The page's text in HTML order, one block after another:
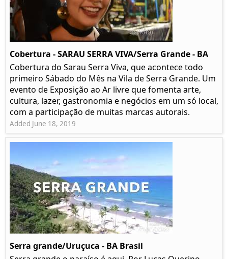
Cobertura - SARAU SERRA VIVA/Serra Grande - BA
Cobertura do Sarau Serra Viva, que acontece todo
primeiro Sábado do Mês na Vila de Serra Grande. Um
evento de Exposição ao Ar livre que fomenta arte,
cultura, lazer, gastronomia e negócios em um só local,
com a participação de muitas marcas autorais.
Added June 18, 2019
Serra grande/Uruçuca - BA Brasil